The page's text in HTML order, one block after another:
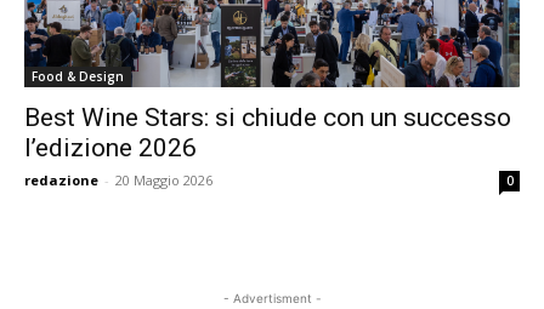
Food & Design
Best Wine Stars: si chiude con un successo
l’edizione 2026
redazione - 20 Maggio 2026 0
- Advertisment -